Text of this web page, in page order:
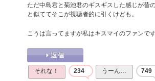
ただ中島君と菊池君のギスギスした感じが昔
と似ててそこが視聴者的に引くけども。
こうは言ってますが私はキスマイのファンで
それな！ 234 うーん… 749